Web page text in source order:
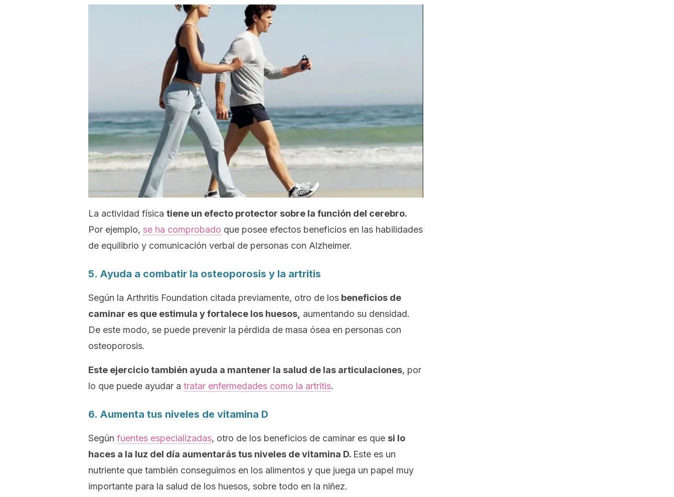
La actividad física tiene un efecto protector sobre la función del cerebro.
Por ejemplo, se ha comprobado que posee efectos beneficios en las habilidades
de equilibrio y comunicación verbal de personas con Alzheimer.
5. Ayuda a combatir la osteoporosis y la artritis
Según la Arthritis Foundation citada previamente, otro de los beneficios de
caminar es que estimula y fortalece los huesos, aumentando su densidad.
De este modo, se puede prevenir la pérdida de masa ósea en personas con
osteoporosis.
Este ejercicio también ayuda a mantener la salud de las articulaciones, por
lo que puede ayudar a tratar enfermedades como la artritis.
6. Aumenta tus niveles de vitamina D
Según fuentes especializadas, otro de los beneficios de caminar es que si lo
haces a la luz del día aumentarás tus niveles de vitamina D. Este es un
nutriente que también conseguimos en los alimentos y que juega un papel muy
importante para la salud de los huesos, sobre todo en la niñez.